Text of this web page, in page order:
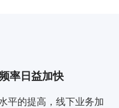
率日益加快
平的提高，线下业务加